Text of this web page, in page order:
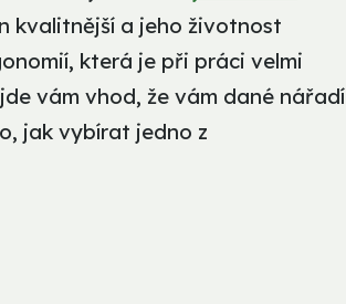
kvalitnější a jeho životnost
která je při práci velmi
vám vhod, že vám dané nářadí
jak vybírat jedno z